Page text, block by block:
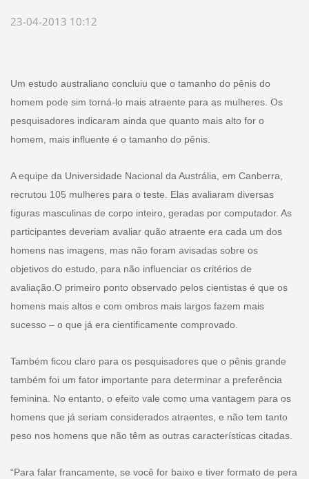
23-04-2013 10:12
Um estudo australiano concluiu que o tamanho do pênis do
homem pode sim torná-lo mais atraente para as mulheres. Os
pesquisadores indicaram ainda que quanto mais alto for o
homem, mais influente é o tamanho do pênis.
A equipe da Universidade Nacional da Austrália, em Canberra,
recrutou 105 mulheres para o teste. Elas avaliaram diversas
figuras masculinas de corpo inteiro, geradas por computador. As
participantes deveriam avaliar quão atraente era cada um dos
homens nas imagens, mas não foram avisadas sobre os
objetivos do estudo, para não influenciar os critérios de
avaliação. O primeiro ponto observado pelos cientistas é que os
homens mais altos e com ombros mais largos fazem mais
sucesso – o que já era cientificamente comprovado.
Também ficou claro para os pesquisadores que o pênis grande
também foi um fator importante para determinar a preferência
feminina. No entanto, o efeito vale como uma vantagem para os
homens que já seriam considerados atraentes, e não tem tanto
peso nos homens que não têm as outras características citadas.
“Para falar francamente, se você for baixo e tiver formato de pera